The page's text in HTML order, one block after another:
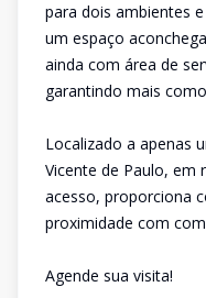
para dois ambientes
um espaço
ainda com área de
garantindo mais
Localizado a apenas
Vicente de Paulo, em
acesso, proporciona
proximidade com
Agende sua visita!